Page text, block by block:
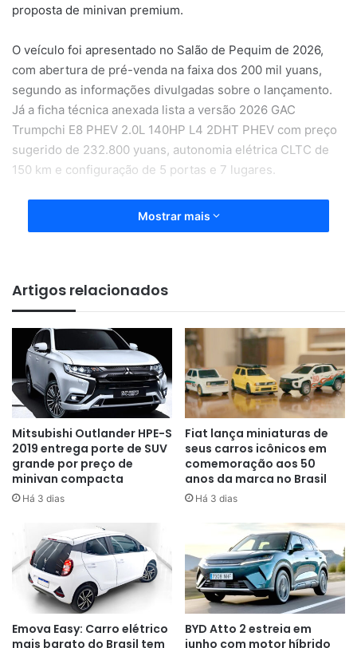
proposta de minivan premium.
O veículo foi apresentado no Salão de Pequim de 2026,
com abertura de pré-venda na faixa dos 200 mil yuans,
segundo as informações divulgadas sobre o lançamento.
Já a ficha técnica anexada lista a versão 2026 GAC
Trumpchi E8 PHEV 2.0L 140HP L4 2DHT PHEV com preço
sugerido de 232.800 yuans, autonomia elétrica CLTC de
150 km e configuração de 5 portas e 7 lugares.
Famílias precisam de espaço,
mas sem abrir mão de
tecnologia
na China: carroceria de minivan, cabine ampla,
eletrificação plug-in e itens de conforto voltados para a
família. Com 7 lugares, o modelo entra em uma faixa
ocupada por veículos pensados para deslocamentos
urbanos, viagens e uso diário com mais passageiros.
Mostrar mais
Artigos relacionados
Mitsubishi Outlander HPE-S
2019 entrega porte de SUV
grande por preço de
minivan compacta
Há 3 dias
Fiat lança miniaturas de
seus carros icônicos em
comemoração aos 50
anos da marca no Brasil
Há 3 dias
Emova Easy: Carro elétrico
mais barato do Brasil tem
BYD Atto 2 estreia em
junho com motor híbrido